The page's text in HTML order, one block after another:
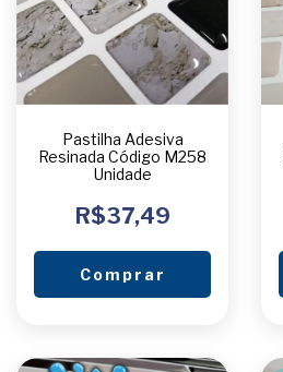
Pastilha Adesiva
Resinada Código M258
Unidade
R$37,49
Comprar